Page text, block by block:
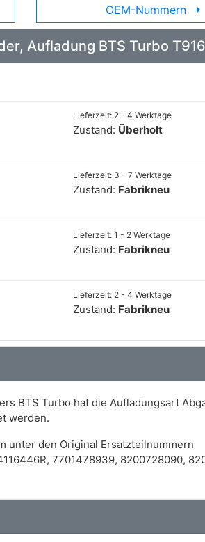
OEM-Nummern arrow_right
Aufladung BTS Turbo
Lieferzeit: 2 - 4 Werktage
Zustand: Überholt
Lieferzeit: 3 - 7 Werktage
Zustand: Fabrikneu
Lieferzeit: 1 - 2 Werktage
Zustand: Fabrikneu
Lieferzeit: 2 - 4 Werktage
Zustand: Fabrikneu
BTS Turbo hat die Aufladungsart
werden.
unter den Original Ersatzteilnummern
7701478939, 8200728090,